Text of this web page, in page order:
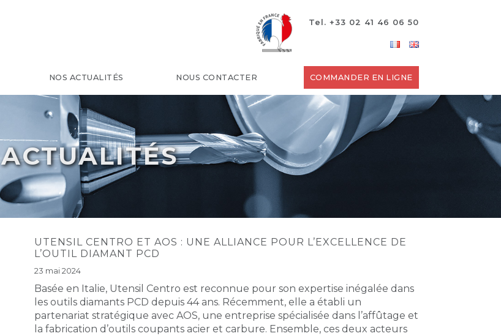
Tel. +33 02 41 46 06 50
NOS ACTUALITÉS NOUS CONTACTER COMMANDER EN LIGNE
ACTUALITÉS
UTENSIL CENTRO ET AOS : UNE ALLIANCE POUR L’EXCELLENCE DE
L’OUTIL DIAMANT PCD
23 mai 2024
Basée en Italie, Utensil Centro est reconnue pour son expertise inégalée dans
les outils diamants PCD depuis 44 ans. Récemment, elle a établi un
partenariat stratégique avec AOS, une entreprise spécialisée dans l’affûtage et
la fabrication d’outils coupants acier et carbure. Ensemble, ces deux acteurs